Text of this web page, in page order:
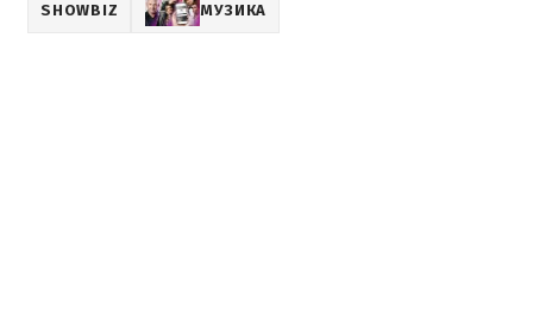
SHOWBIZ МУЗИКА